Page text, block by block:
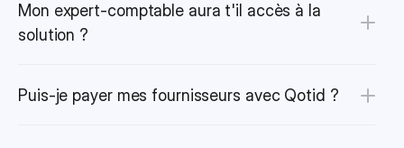
Mon expert-comptable aura t'il accès à la
solution ?
Puis-je payer mes fournisseurs avec Qotid ?